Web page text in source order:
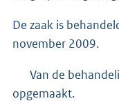
De zaak is
november 2009.
Van de
opgemaakt.